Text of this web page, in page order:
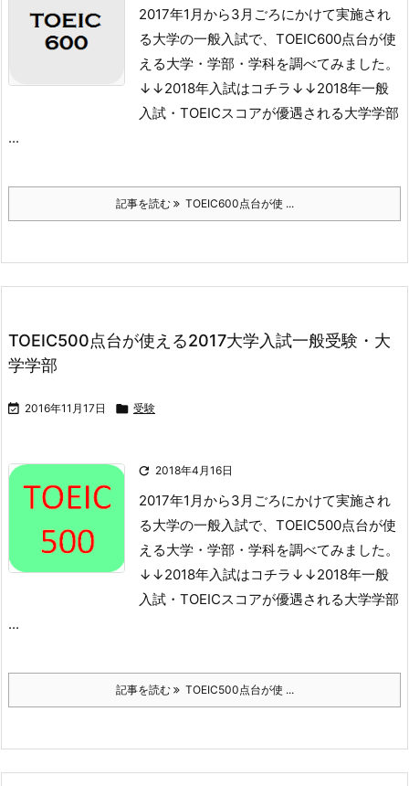
2017年1月から3月ごろにかけて実施され
る大学の一般入試で、TOEIC600点台が使
える大学・学部・学科を調べてみました。
↓↓2018年入試はコチラ↓↓2018年一般
入試・TOEICスコアが優遇される大学学部
...
記事を読む TOEIC600点台が使 ...
TOEIC500点台が使える2017大学入試一般受験・大
学学部
 2016年11月17日  受験
 2018年4月16日
2017年1月から3月ごろにかけて実施され
る大学の一般入試で、TOEIC500点台が使
える大学・学部・学科を調べてみました。
↓↓2018年入試はコチラ↓↓2018年一般
入試・TOEICスコアが優遇される大学学部
...
記事を読む TOEIC500点台が使 ...